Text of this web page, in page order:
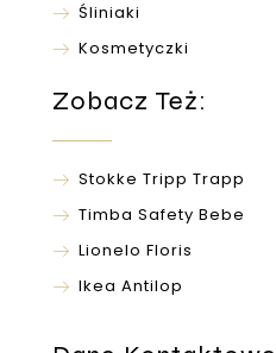
Śliniaki
Kosmetyczki
Zobacz Też:
Stokke Tripp Trapp
Timba Safety Bebe
Lionelo Floris
Ikea Antilop